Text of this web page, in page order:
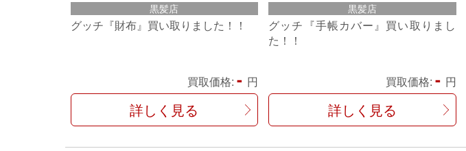
黒髪店
グッチ『財布』買い取りました！！
買取価格:- 円
詳しく見る
黒髪店
グッチ『手帳カバー』買い取りまし
た！！
買取価格: - 円
詳しく見る